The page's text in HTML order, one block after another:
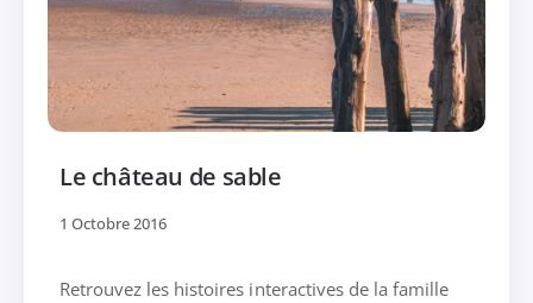
Le château de sable
1 Octobre 2016
Retrouvez les histoires interactives de la famille